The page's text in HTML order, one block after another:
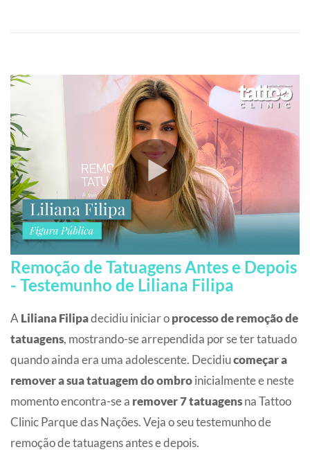
Remoção de Tatuagens Antes e Depois
- Testemunho de Liliana Filipa
A Liliana Filipadecidiu iniciar oprocesso de remoção de
tatuagens, mostrando-se arrependida por se ter tatuado
quando ainda era uma adolescente. Decidiucomeçar a
remover a sua tatuagem do ombroinicialmente e neste
momento encontra-se a remover 7 tatuagensna Tattoo
Clinic Parque das Nações. Veja o seu testemunho de
remoção de tatuagens antes e depois.